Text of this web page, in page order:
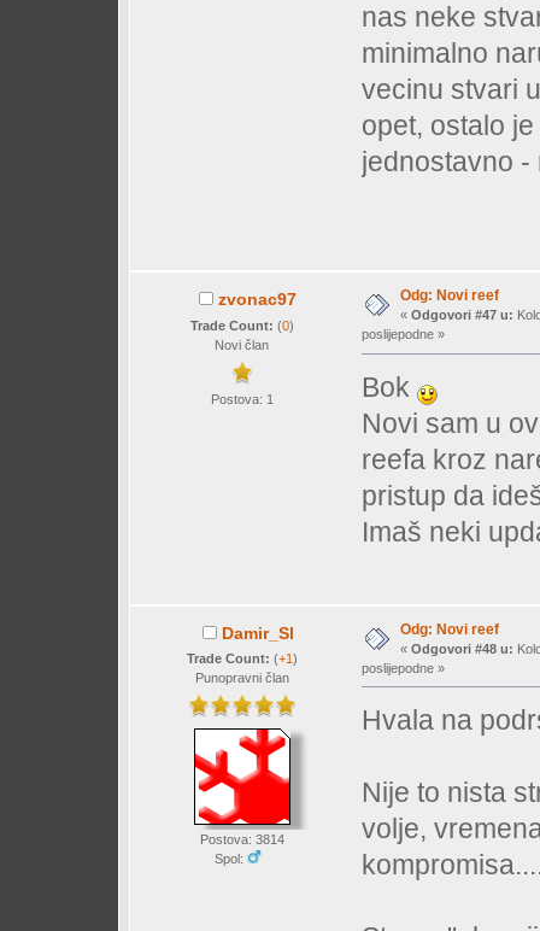
nas neke
minimalno
vecinu stvari
opet, ostalo
jednostavno -
zvonac97
Trade Count: (0)
Novi član
Postova: 1
Odg: Novi reef
« Odgovori #47 u:
poslijepodne »
Bok
Novi sam u
reefa kroz
pristup da
Imaš neki
Damir_Sl
Trade Count: (+1 )
Punopravni član
Postova: 3814
Spol:
Odg: Novi reef
« Odgovori #48 u:
poslijepodne »
Hvala na
Nije to nista
volje,